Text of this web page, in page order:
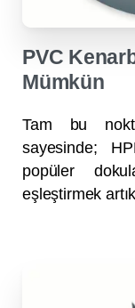
PVC
Mümkün
Tam bu
sayesinde;
popüler
eşleştirmek